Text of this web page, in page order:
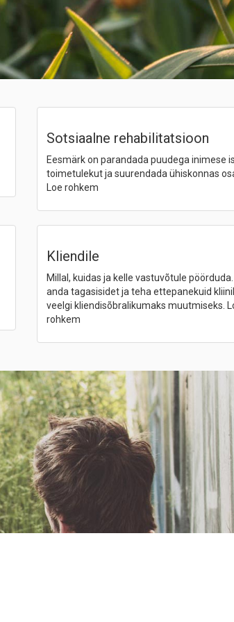
Sotsiaalne rehabilitatsioon
Eesmärk on parandada puudega inimese
toimetulekut ja suurendada ühiskonnas
Loe rohkem
Kliendile
Millal, kuidas ja kelle vastuvõtule
anda tagasisidet ja teha ettepanekuid
veelgi kliendisõbralikumaks muutmiseks.
rohkem